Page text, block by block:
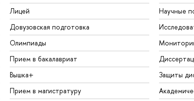
Лицей
Довузовская подготовка
Олимпиады
Прием в бакалавриат
Вышка+
Прием в магистратуру
Научные
Защиты